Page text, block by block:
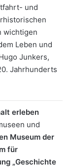
und
wichtigen
Leben und
Junkers,
Jahrhunderts
erleben
und
Museum der
für
„Geschichte